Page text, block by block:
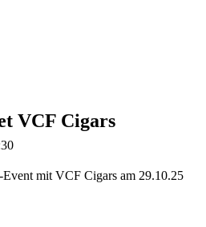
VCF Cigars